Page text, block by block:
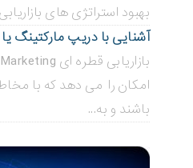
بهبود استراتژی های
آشنایی با دریپ مارکتینگ یا
امکان را می دهد که با
باشند و به...